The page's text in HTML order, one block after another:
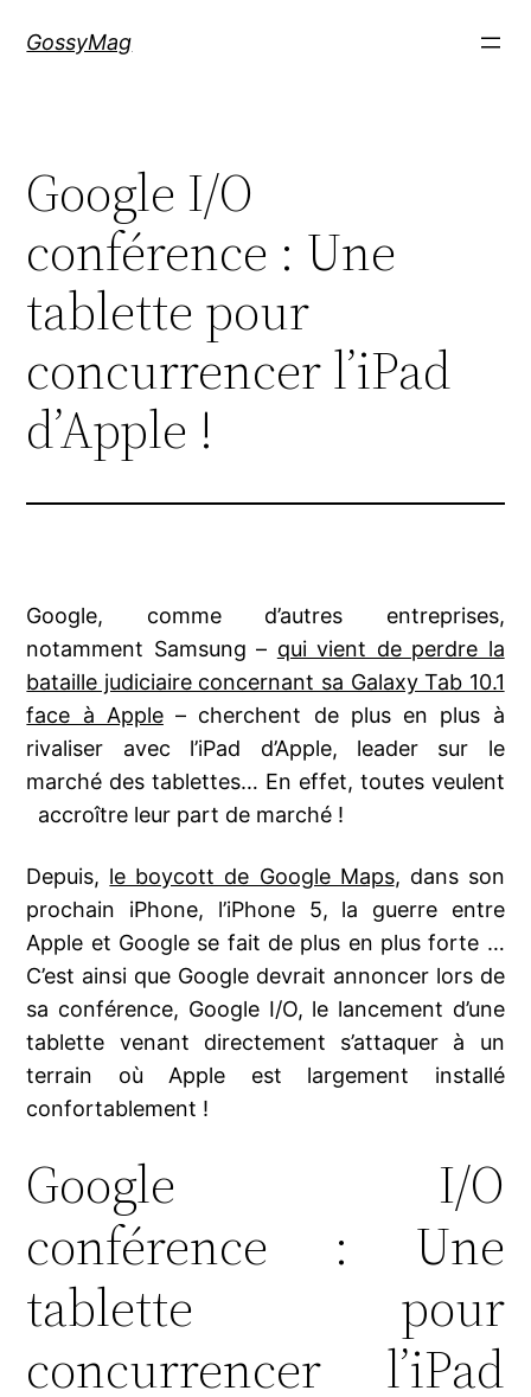
GossyMag
Google I/O
conférence : Une
tablette pour
concurrencer l’iPad
d’Apple !
Google, comme d’autres entreprises,
notamment Samsung – qui vient de perdre la
bataille judiciaire concernant sa Galaxy Tab 10.1
face à Apple– cherchent de plus en plus à
rivaliser avec l’iPad d’Apple, leader sur le
marché des tablettes… En effet, toutes veulent
accroître leur part de marché !
Depuis, le boycott de Google Maps, dans son
prochain iPhone, l’iPhone 5, la guerre entre
Apple et Google se fait de plus en plus forte …
C’est ainsi que Google devrait annoncer lors de
sa conférence, Google I/O, le lancement d’une
tablette venant directement s’attaquer à un
terrain où Apple est largement installé
confortablement !
Google I/O
conférence : Une
tablette pour
concurrencer l’iPad